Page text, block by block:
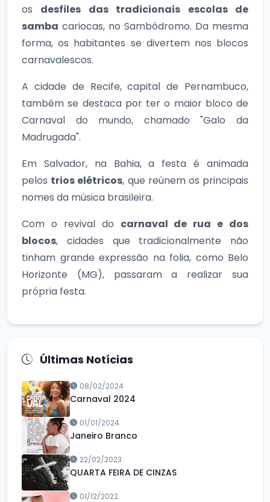
os desfiles das tradicionais escolas de
samba cariocas, no Sambódromo. Da mesma
forma, os habitantes se divertem nos blocos
carnavalescos.
A cidade de Recife, capital de Pernambuco,
também se destaca por ter o maior bloco de
Carnaval do mundo, chamado "Galo da
Madrugada".
Em Salvador, na Bahia, a festa é animada
pelos trios elétricos, que reúnem os principais
nomes da música brasileira.
Com o revival do carnaval de rua e dos
blocos, cidades que tradicionalmente não
tinham grande expressão na folia, como Belo
Horizonte (MG), passaram a realizar sua
própria festa.
Últimas Notícias
08/02/2024
Carnaval 2024
01/01/2024
Janeiro Branco
22/02/2023
QUARTA FEIRA DE CINZAS
01/12/2022